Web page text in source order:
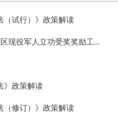
（试行）》政策解读
现役军人立功受奖奖励工...
》政策解读
（修订）》政策解读